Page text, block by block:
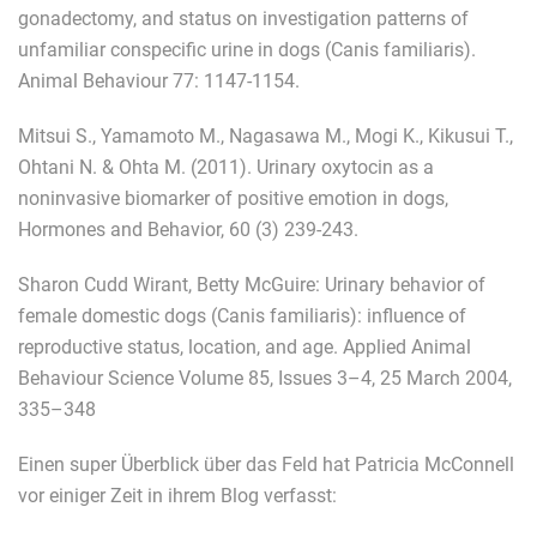
gonadectomy, and status on investigation patterns of
unfamiliar conspecific urine in dogs (Canis familiaris).
Animal Behaviour 77: 1147-1154.
Mitsui S., Yamamoto M., Nagasawa M., Mogi K., Kikusui T.,
Ohtani N. & Ohta M. (2011). Urinary oxytocin as a
noninvasive biomarker of positive emotion in dogs,
Hormones and Behavior, 60 (3) 239-243.
Sharon Cudd Wirant, Betty McGuire: Urinary behavior of
female domestic dogs (Canis familiaris): influence of
reproductive status, location, and age. Applied Animal
Behaviour Science Volume 85, Issues 3–4, 25 March 2004,
335–348
Einen super Überblick über das Feld hat Patricia McConnell
vor einiger Zeit in ihrem Blog verfasst: